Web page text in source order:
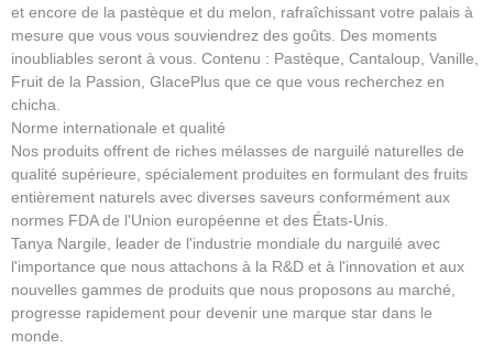
et encore de la pastèque et du melon, rafraîchissant votre palais à
mesure que vous vous souviendrez des goûts. Des moments
inoubliables seront à vous. Contenu : Pastèque, Cantaloup, Vanille,
Fruit de la Passion, GlacePlus que ce que vous recherchez en
chicha.
Norme internationale et qualité
Nos produits offrent de riches mélasses de narguilé naturelles de
qualité supérieure, spécialement produites en formulant des fruits
entièrement naturels avec diverses saveurs conformément aux
normes FDA de l'Union européenne et des États-Unis.
Tanya Nargile, leader de l'industrie mondiale du narguilé avec
l'importance que nous attachons à la R&D et à l'innovation et aux
nouvelles gammes de produits que nous proposons au marché,
progresse rapidement pour devenir une marque star dans le
monde.